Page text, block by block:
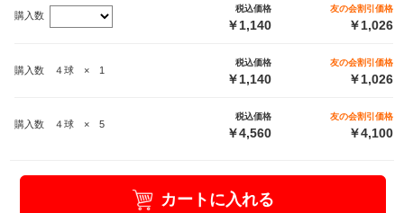
購入数
税込価格
￥1,140
友の会割引価格
￥1,026
購入数 ４球 × 1
税込価格
￥1,140
友の会割引価格
￥1,026
購入数 ４球 × 5
税込価格
￥4,560
友の会割引価格
￥4,100
カートに入れる